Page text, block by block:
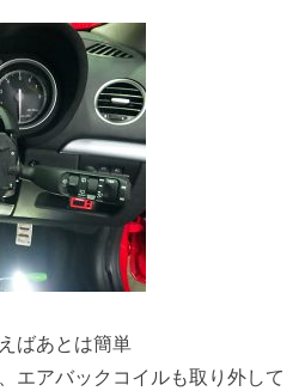
ばあとは簡単
エアバックコイルも取り外して